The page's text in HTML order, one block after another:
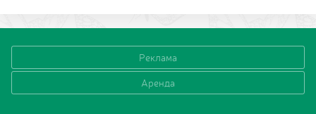
Реклама
Аренда